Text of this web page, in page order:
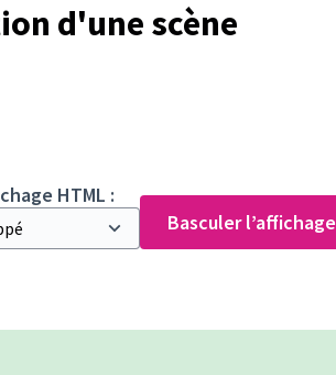
d'une scène
HTML :
Basculer l’affichage